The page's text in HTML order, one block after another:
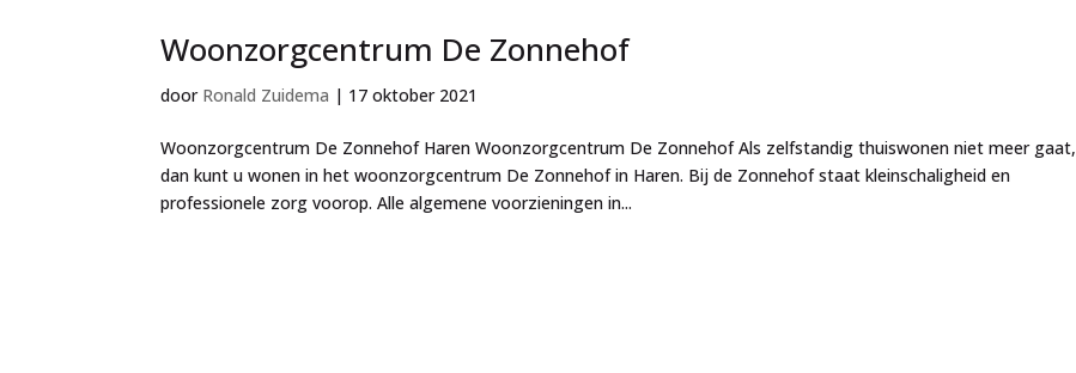
Woonzorgcentrum De Zonnehof
door Ronald Zuidema | 17 oktober 2021
Woonzorgcentrum De Zonnehof Haren Woonzorgcentrum De Zonnehof Als zelfstandig thuiswonen niet meer gaat,
dan kunt u wonen in het woonzorgcentrum De Zonnehof in Haren. Bij de Zonnehof staat kleinschaligheid en
professionele zorg voorop. Alle algemene voorzieningen in...